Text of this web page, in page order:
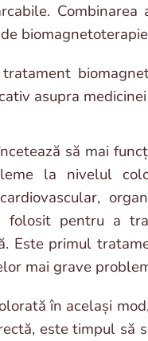
Combinarea
asupra
să mai
la nivelul
folosit pentru a
Este primul
mai grave
în același
este timpul să